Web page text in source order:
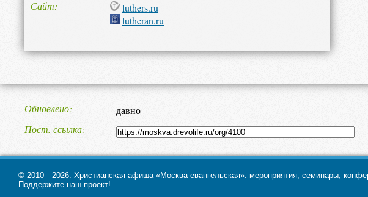
Сайт
luthers.ru
lutheran.ru
Обновлено
давно
Пост. ссылка
© 2010—2026. Христианская афиша «Москва евангельская»: мероприятия, семинары,
Поддержите наш проект!